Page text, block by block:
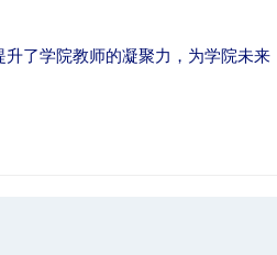
了学院教师的凝聚力，为学院未来